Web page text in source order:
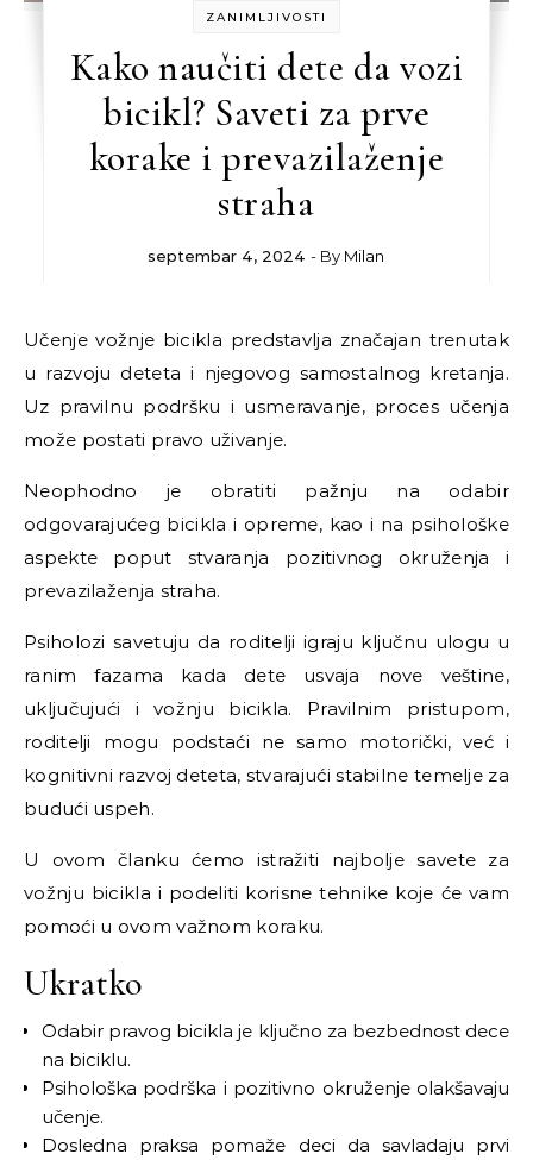
ZANIMLJIVOSTI
Kako naučiti dete da vozi
bicikl? Saveti za prve
korake i prevazilaženje
straha
septembar 4, 2024 - By Milan
Učenje vožnje bicikla predstavlja značajan trenutak
u razvoju deteta i njegovog samostalnog kretanja.
Uz pravilnu podršku i usmeravanje, proces učenja
može postati pravo uživanje.
Neophodno je obratiti pažnju na odabir
odgovarajućeg bicikla i opreme, kao i na psihološke
aspekte poput stvaranja pozitivnog okruženja i
prevazilaženja straha.
Psiholozi savetuju da roditelji igraju ključnu ulogu u
ranim fazama kada dete usvaja nove veštine,
uključujući i vožnju bicikla. Pravilnim pristupom,
roditelji mogu podstaći ne samo motorički, već i
kognitivni razvoj deteta, stvarajući stabilne temelje za
budući uspeh.
U ovom članku ćemo istražiti najbolje savete za
vožnju bicikla i podeliti korisne tehnike koje će vam
pomoći u ovom važnom koraku.
Ukratko
Odabir pravog bicikla je ključno za bezbednost dece
na biciklu.
Psihološka podrška i pozitivno okruženje olakšavaju
učenje.
Dosledna praksa pomaže deci da savladaju prvi